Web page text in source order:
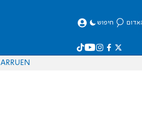
חיפוש
EN
RU
AR